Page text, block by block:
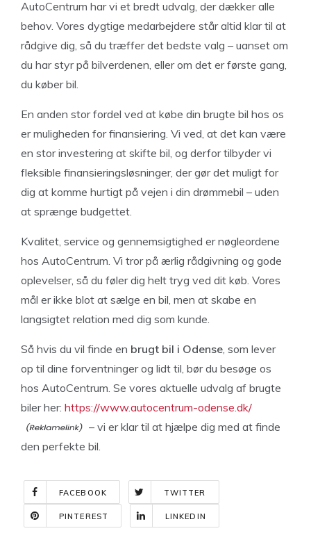
AutoCentrum har vi et bredt udvalg, der dækker alle
behov. Vores dygtige medarbejdere står altid klar til at
rådgive dig, så du træffer det bedste valg – uanset om
du har styr på bilverdenen, eller om det er første gang,
du køber bil.
En anden stor fordel ved at købe din brugte bil hos os
er muligheden for finansiering. Vi ved, at det kan være
en stor investering at skifte bil, og derfor tilbyder vi
fleksible finansieringsløsninger, der gør det muligt for
dig at komme hurtigt på vejen i din drømmebil – uden
at sprænge budgettet.
Kvalitet, service og gennemsigtighed er nøgleordene
hos AutoCentrum. Vi tror på ærlig rådgivning og gode
oplevelser, så du føler dig helt tryg ved dit køb. Vores
mål er ikke blot at sælge en bil, men at skabe en
langsigtet relation med dig som kunde.
Så hvis du vil finde en brugt bil i Odense , som lever
op til dine forventninger og lidt til, bør du besøge os
hos AutoCentrum. Se vores aktuelle udvalg af brugte
biler her: https://www.autocentrum-odense.dk/
– vi er klar til at hjælpe dig med at finde
den perfekte bil.
FACEBOOK TWITTER
PINTEREST LINKEDIN